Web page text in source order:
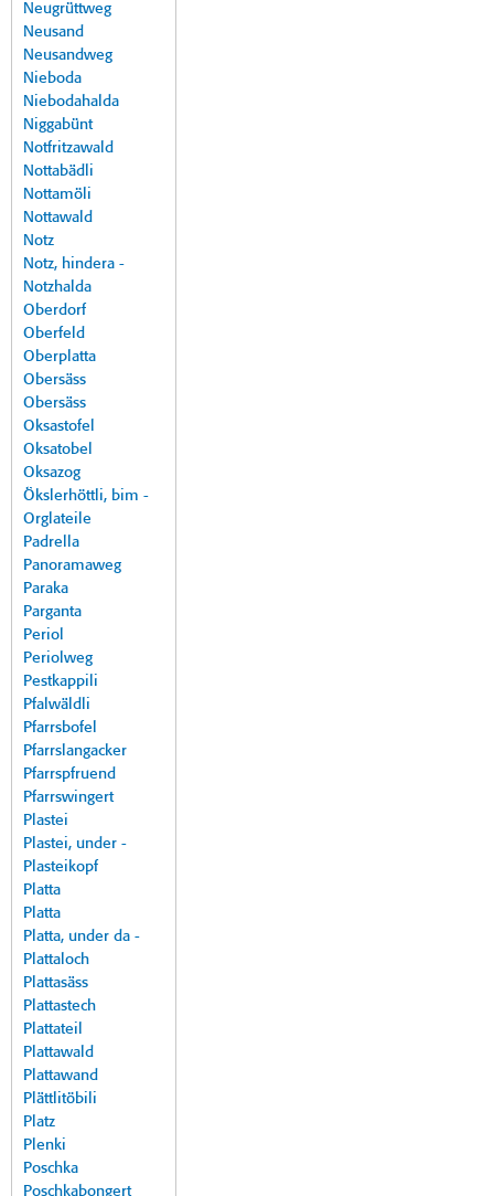
Neugrüttweg
Neusand
Neusandweg
Nieboda
Niebodahalda
Niggabünt
Notfritzawald
Nottabädli
Nottamöli
Nottawald
Notz
Notz, hindera -
Notzhalda
Oberdorf
Oberfeld
Oberplatta
Obersäss
Obersäss
Oksastofel
Oksatobel
Oksazog
Ökslerhöttli, bim -
Orglateile
Padrella
Panoramaweg
Paraka
Parganta
Periol
Periolweg
Pestkappili
Pfalwäldli
Pfarrsbofel
Pfarrslangacker
Pfarrspfruend
Pfarrswingert
Plastei
Plastei, under -
Plasteikopf
Platta
Platta
Platta, under da -
Plattaloch
Plattasäss
Plattastech
Plattateil
Plattawald
Plattawand
Plättlitöbili
Platz
Plenki
Poschka
Poschkabongert